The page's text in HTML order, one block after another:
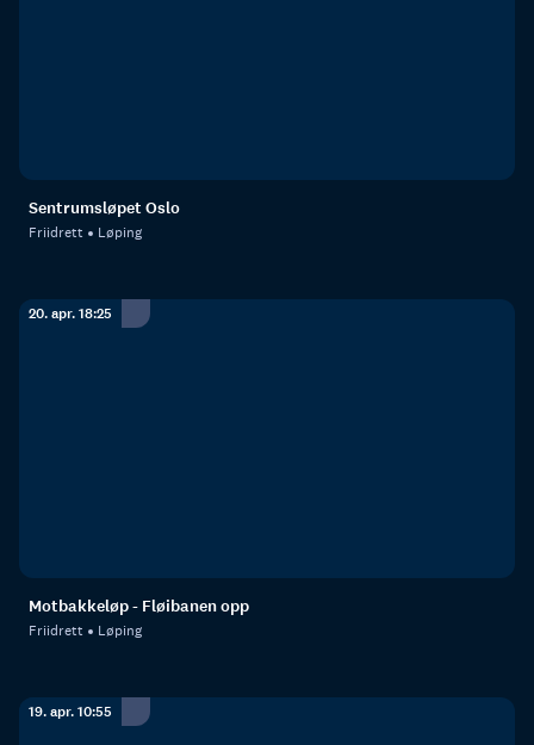
Sentrumsløpet Oslo
Friidrett Løping
20. apr. 18:25
Motbakkeløp - Fløibanen opp
Friidrett Løping
19. apr. 10:55